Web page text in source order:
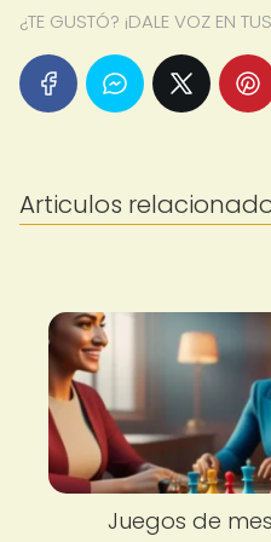
¿TE GUSTÓ? ¡DALE VOZ EN
Articulos
Juegos de